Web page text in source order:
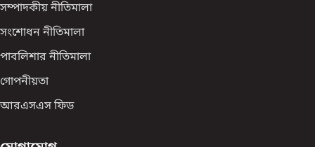
সম্পাদকীয় নীতিমালা
সংশোধন নীতিমালা
পাবলিশার নীতিমালা
গোপনীয়তা
আরএসএস ফিড